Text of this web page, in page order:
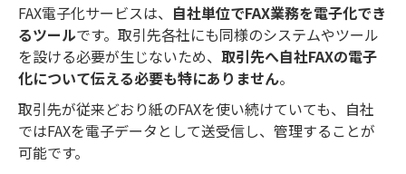
FAX電子化サービスは、 自社単位でFAX業務を電子化でき
るツールです。取引先各社にも同様のシステムやツール
を設ける必要が生じないため、 取引先へ自社FAXの電子
化について伝える必要も特にありません。
取引先が従来どおり紙のFAXを使い続けていても、自社
ではFAXを電子データとして送受信し、管理することが
可能です。